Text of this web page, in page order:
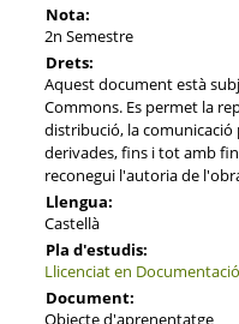
Nota:
2n Semestre
Drets:
Aquest document està
Commons. Es permet la
distribució, la comunicació
derivades, fins i tot amb
reconegui l'autoria de
Llengua:
Castellà
Pla d'estudis:
Llicenciat en Documentació
Document:
Objecte d'aprenentatge